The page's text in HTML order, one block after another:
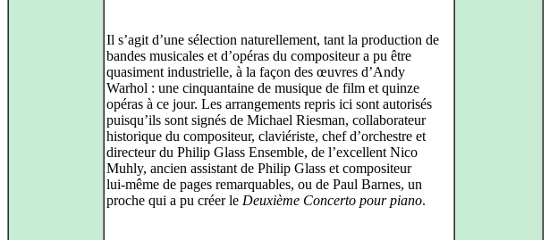
Il s’agit d’une sélection naturellement, tant la production de
bandes musicales et d’opéras du compositeur a pu être
quasiment industrielle, à la façon des œuvres d’Andy
Warhol : une cinquantaine de musique de film et quinze
opéras à ce jour. Les arrangements repris ici sont autorisés
puisqu’ils sont signés de Michael Riesman, collaborateur
historique du compositeur, claviériste, chef d’orchestre et
directeur du Philip Glass Ensemble, de l’excellent Nico
Muhly, ancien assistant de Philip Glass et compositeur
lui‑même de pages remarquables, ou de Paul Barnes, un
proche qui a pu créer le Deuxième Concerto pour piano.